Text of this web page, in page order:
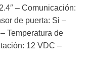
– Comunicación:
de puerta: Si –
Temperatura de
12 VDC –